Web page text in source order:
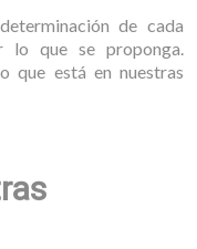
de cada
lo que se proponga.
que está en nuestras